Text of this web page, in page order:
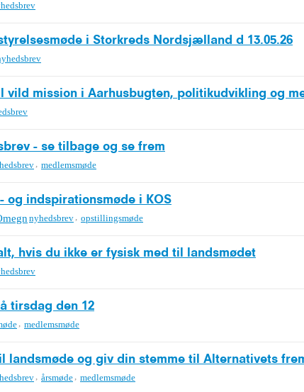
i Storkreds Nordsjælland d 13.05.26
vild mission i Aarhusbugten, politikudvikling og
- se tilbage og se frem
, medlemsmøde
og indspirationsmøde i KOS
nyhedsbrev , opstillingsmøde
hvis du ikke er fysisk med til landsmødet
tirsdag den 12
, medlemsmøde
landsmøde og giv din stemme til Alternativets
, årsmøde , medlemsmøde